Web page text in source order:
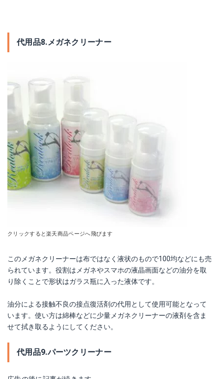
代用品8.メガネクリーナー
クリックすると楽天商品ページへ飛びます
このメガネクリーナーは布ではなく液状のもので100均などにも売
られています。役割はメガネやスマホの液晶画面などの油分を取
り除くことで形状はガラス瓶に入った液体です。
油分による接触不良の接点復活剤の代用として使用可能となって
います。使い方は綿棒などに少量メガネクリーナーの液剤を含ま
せて拭き取るようにしてください。
代用品9.パーツクリーナー